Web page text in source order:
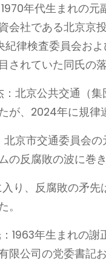
1970年代生まれの
会社である北京京
紀律検査委員会お
されていた同氏の
：北京公共交通（
が、2024年に規律
北京市交通委員会
の反腐敗の波に巻
り、反腐敗の矛先
。
：1963年生まれの
限公司の党委書記